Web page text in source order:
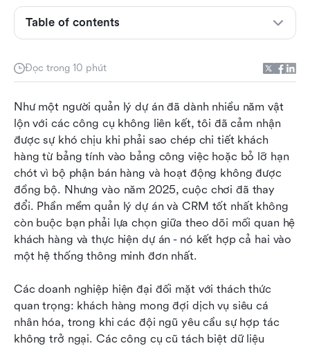
Đọc trong 10 phút
Như một người quản lý dự án đã dành nhiều năm vật
lộn với các công cụ không liên kết, tôi đã cảm nhận
được sự khó chịu khi phải sao chép chi tiết khách
hàng từ bảng tính vào bảng công việc hoặc bỏ lỡ hạn
chót vì bộ phận bán hàng và hoạt động không được
đồng bộ. Nhưng vào năm 2025, cuộc chơi đã thay
đổi. Phần mềm quản lý dự án và CRM tốt nhất không
còn buộc bạn phải lựa chọn giữa theo dõi mối quan hệ
khách hàng và thực hiện dự án - nó kết hợp cả hai vào
một hệ thống thông minh đơn nhất.
Các doanh nghiệp hiện đại đối mặt với thách thức
quan trọng: khách hàng mong đợi dịch vụ siêu cá
nhân hóa, trong khi các đội ngũ yêu cầu sự hợp tác
không trở ngại. Các công cụ cũ tách biệt dữ liệu
Table of contents
thương lượng vào năm 2026
việc lai vào năm 2026
Top 10 công cụ quản lý CRM và dự án cho năm
2026
Bảng so sánh: Các tính năng chính ngay lập tức
Cách chọn giải pháp của bạn cho năm 2026
Câu hỏi thường gặp
Kết luận